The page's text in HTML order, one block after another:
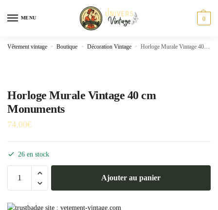
MENU 0
Vêtement vintage » Boutique » Décoration Vintage » Horloge Murale Vintage 40 cm Monuments
Horloge Murale Vintage 40 cm
Monuments
74.00€
26 en stock
Murale
Ajouter au panier